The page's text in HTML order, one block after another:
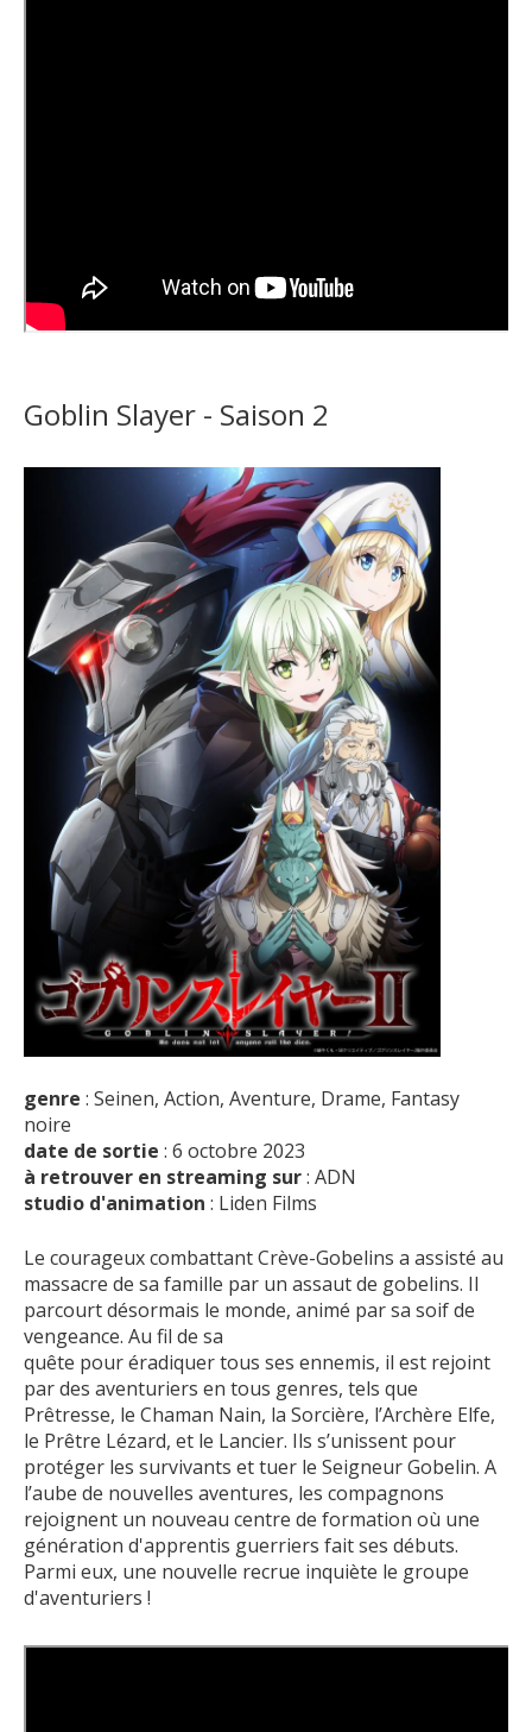
Goblin Slayer - Saison 2
genre : Seinen, Action, Aventure, Drame, Fantasy
noire
date de sortie : 6 octobre 2023
à retrouver en streaming sur: ADN
studio d'animation : Liden Films
Le courageux combattant Crève-Gobelins a assisté au
massacre de sa famille par un assaut de gobelins. Il
parcourt désormais le monde, animé par sa soif de
vengeance. Au fil de sa
quête pour éradiquer tous ses ennemis, il est rejoint
par des aventuriers en tous genres, tels que
Prêtresse, le Chaman Nain, la Sorcière, l’Archère Elfe,
le Prêtre Lézard, et le Lancier. Ils s’unissent pour
protéger les survivants et tuer le Seigneur Gobelin. A
l’aube de nouvelles aventures, les compagnons
rejoignent un nouveau centre de formation où une
génération d'apprentis guerriers fait ses débuts.
Parmi eux, une nouvelle recrue inquiète le groupe
d'aventuriers !